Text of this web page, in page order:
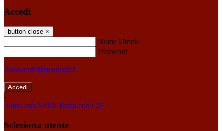
Accedi
button close ×
Nome Utente
Password
Password dimenticata?
-
Entra con SPID Entra con CIE
Seleziona utente